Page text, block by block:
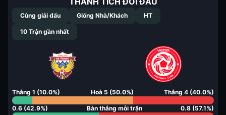
Cùng giải đấu Giống Nhà/Khách HT
10 Trận gần nhất
Thắng 1 (10.0%) Hoà 5 (50.0%) Thắng 4 (40.0%)
0.6 (42.9%) Bàn thắng mỗi trận 0.8 (57.1%)